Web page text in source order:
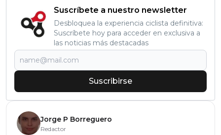
Suscríbete a nuestro newsletter
Desbloquea la experiencia ciclista definitiva:
Suscríbete hoy para acceder en exclusiva a
las noticias más destacadas
Suscribirse
Jorge P Borreguero
Redactor